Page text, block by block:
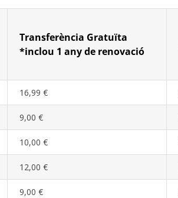
Transferència Gratuïta
*inclou 1 any de renovació
16,99 €
9,00 €
10,00 €
12,00 €
9,00 €